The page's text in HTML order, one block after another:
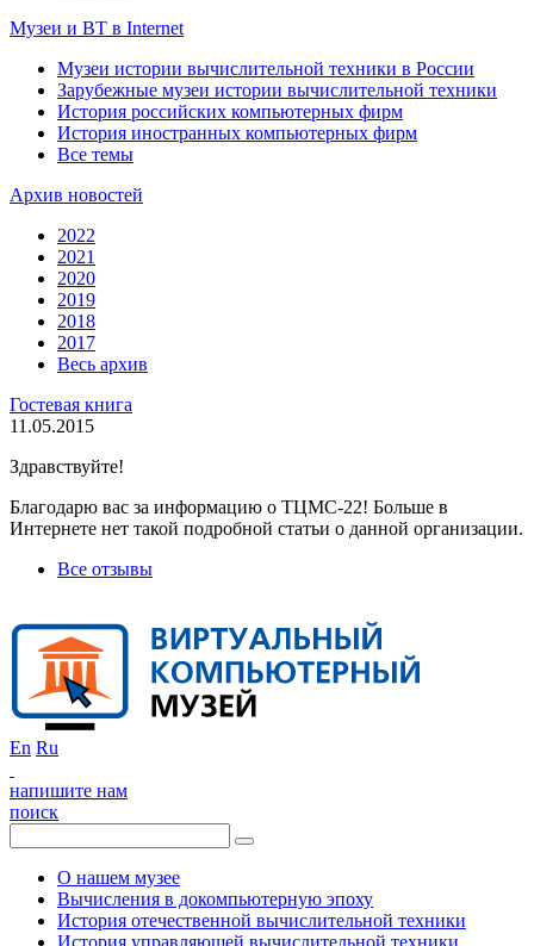
Музеи и ВТ в Internet
Музеи истории вычислительной техники в России
Зарубежные музеи истории вычислительной техники
История российских компьютерных фирм
История иностранных компьютерных фирм
Все темы
Архив новостей
2022
2021
2020
2019
2018
2017
Весь архив
Гостевая книга
11.05.2015
Здравствуйте!
Благодарю вас за информацию о ТЦМС-22! Больше в
Интернете нет такой подробной статьи о данной организации.
Все отзывы
En Ru
напишите нам
поиск
О нашем музее
Вычисления в докомпьютерную эпоху
История отечественной вычислительной техники
История управляющей вычислительной техники